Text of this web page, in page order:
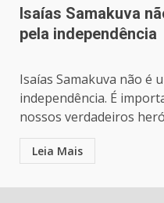
Isaías Samakuva
pela independência
Isaías Samakuva não é
independência. É
nossos verdadeiros
Leia Mais